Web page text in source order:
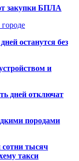
закупки БПЛА
останутся без
и
дней отключат
породами
сотни тысяч
такси